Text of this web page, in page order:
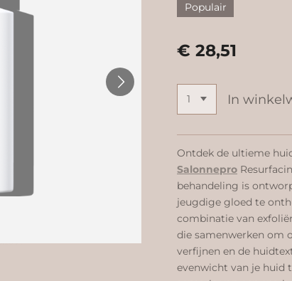
Populair
€ 28,51
In
Ontdek de ultieme
Salonnepro
behandeling is
jeugdige gloed te
combinatie van
die samenwerken om
verfijnen en de
evenwicht van je huid